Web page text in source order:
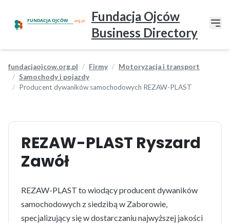
Fundacja Ojców
Business Directory
fundacjaojcow.org.pl Firmy
Motoryzacja i transport
Samochody i pojazdy
Producent dywaników samochodowych REZAW-PLAST
REZAW-PLAST Ryszard
Zawół
REZAW-PLAST to wiodący producent dywaników
samochodowych z siedzibą w Zaborowie,
specjalizujący się w dostarczaniu najwyższej jakości